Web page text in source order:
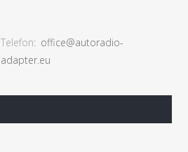
Telefon
office@autoradio-
adapter.eu